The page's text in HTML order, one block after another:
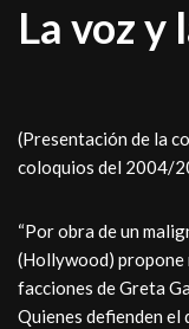
La voz y
(Presentación de la
coloquios del 2004/
“Por obra de un
(Hollywood) propone
facciones de Greta
Quienes defienden el